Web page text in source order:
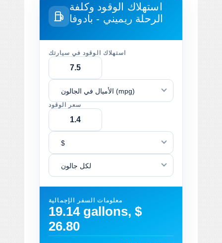
استهلاك الوقود وكلفة
الرحلة ريميني - بادوفا
استهلاك الوقود في سيارتك
الأميال في الجالون (mpg)
سعر الوقود
$
لكل جالون
معلومات السفر الإجمالية
19.14 gallons, $
26.80